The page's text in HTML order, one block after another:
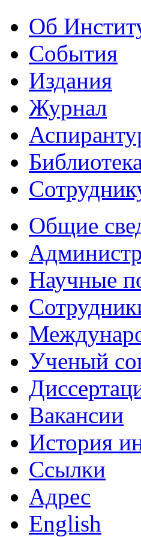
Об
События
Издания
Журнал
Общие
Научные
Ученый
Вакансии
История
Ссылки
Адрес
English